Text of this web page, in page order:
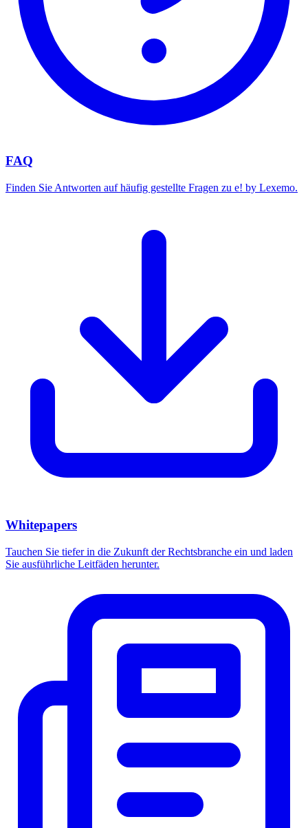
FAQ
Finden Sie Antworten auf häufig gestellte Fragen zu e! by Lexemo.
Whitepapers
Tauchen Sie tiefer in die Zukunft der Rechtsbranche ein und laden
Sie ausführliche Leitfäden herunter.